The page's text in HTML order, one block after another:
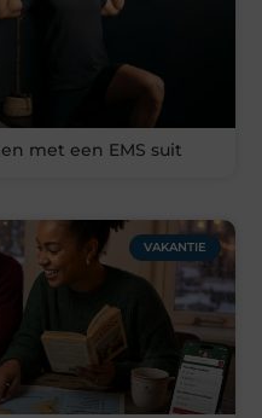
met een EMS suit
VAKANTIE